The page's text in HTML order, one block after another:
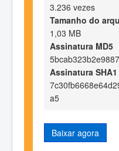
3.236 vezes
Tamanho do
1,03 MB
Assinatura MD5
Assinatura SHA1
a5
Baixar agora